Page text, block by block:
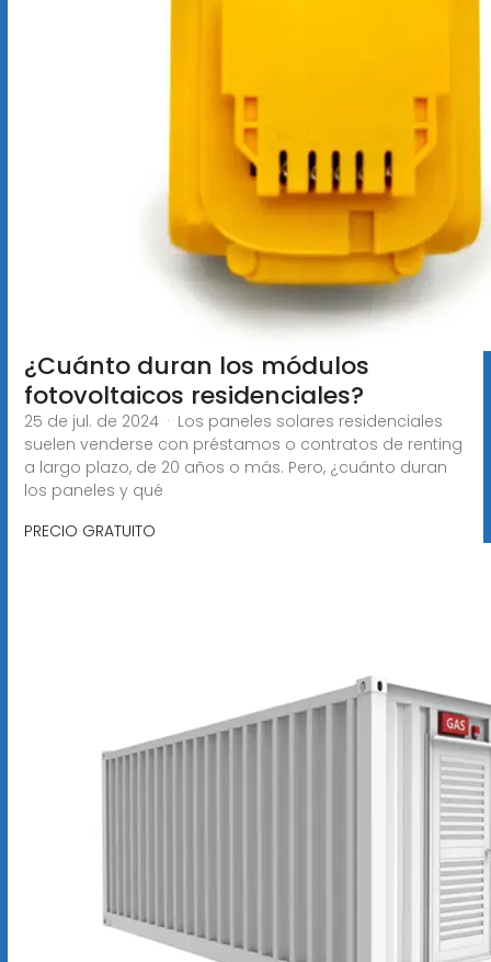
¿Cuánto duran los módulos
fotovoltaicos residenciales?
25 de jul. de 2024 · Los paneles solares residenciales
suelen venderse con préstamos o contratos de renting
a largo plazo, de 20 años o más. Pero, ¿cuánto duran
los paneles y qué
PRECIO GRATUITO